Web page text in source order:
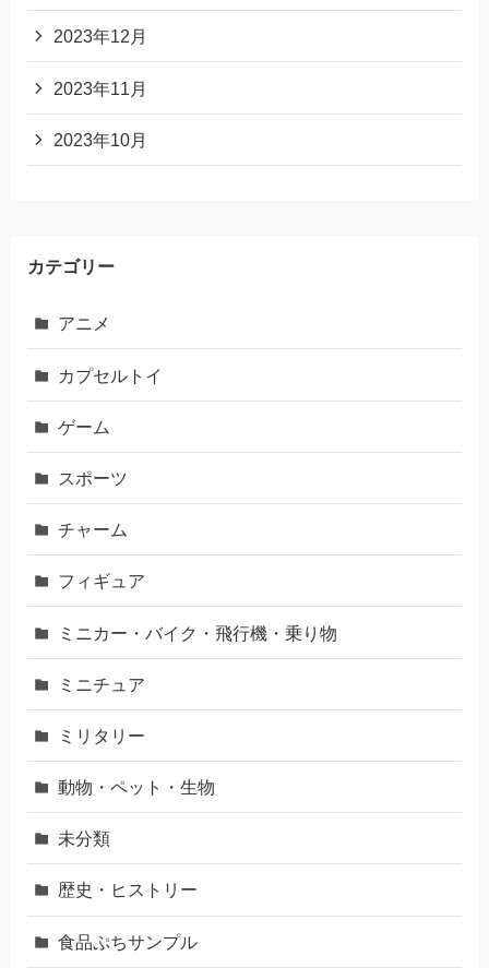
2023年12月
2023年11月
2023年10月
カテゴリー
アニメ
カプセルトイ
ゲーム
スポーツ
チャーム
フィギュア
ミニカー・バイク・飛行機・乗り物
ミニチュア
ミリタリー
動物・ペット・生物
未分類
歴史・ヒストリー
食品ぷちサンプル